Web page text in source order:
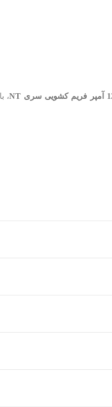
آمپر فریم کشویی سری NT ،